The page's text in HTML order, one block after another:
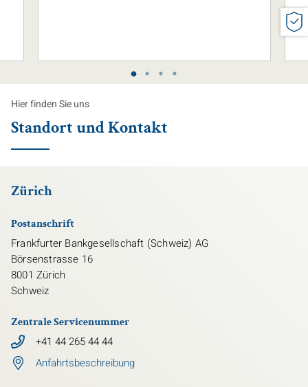
Hier finden Sie uns
Standort und Kontakt
Zürich
Postanschrift
Frankfurter Bankgesellschaft (Schweiz) AG
Börsenstrasse 16
8001 Zürich
Schweiz
Zentrale Servicenummer
+41 44 265 44 44
Anfahrtsbeschreibung